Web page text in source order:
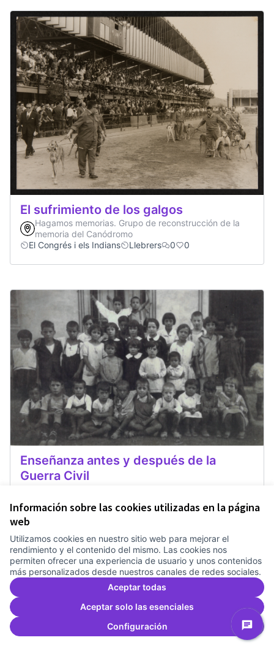
Información sobre las cookies utilizadas en la página
web
Utilizamos cookies en nuestro sitio web para mejorar el
rendimiento y el contenido del mismo. Las cookies nos
permiten ofrecer una experiencia de usuario y unos contenidos
más personalizados desde nuestros canales de redes sociales.
Aceptar todas
Aceptar solo las esenciales
Configuración
El sufrimiento de los galgos
Hagamos memorias. Grupo de reconstrucción de la
memoria del Canódromo
El Congrés i els Indians
Llebrers 0 0
Enseñanza antes y después de la
Guerra Civil
memoria del Canódromo
El Congrés i els Indians
Gent del barri 0 0
1 2 3